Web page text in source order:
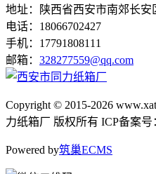
地址：陕西省西安市南郊长安
电话：18066702427
手机：17791808111
邮箱： 328277559@qq.com
Copyright © 2015-2026
力纸箱厂 版权所有 ICP备案号
Powered by筑巢ECMS